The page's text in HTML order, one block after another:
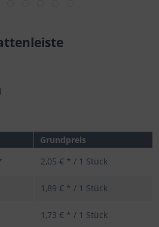
Grundpreis
2,05 € * / 1 Stück
1,89 € * / 1 Stück
1,73 € * / 1 Stück